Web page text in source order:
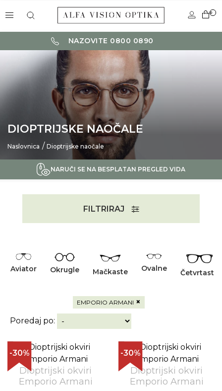
0
NAZOVITE 0800 0890
DIOPTRIJSKE NAOČALE
Naslovnica Dioptrijske naočale
NARUČI SE NA BESPLATAN PREGLED VIDA
FILTRIRAJ
Aviator Okrugle Mačkaste Ovalne Četvrtaste
EMPORIO ARMANI ×
Poredaj po:
-30%
Dioptrijski okviri
Emporio Armani
-30%
Dioptrijski okviri
Emporio Armani